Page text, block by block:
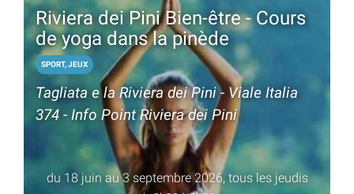
Riviera dei Pini Bien-être - Cours
de yoga dans la pinède
SPORT, JEUX
Tagliata e la Riviera dei Pini - Viale Italia
374 - Info Point Riviera dei Pini
du 18 juin au 3 septembre 2026, tous les jeudis